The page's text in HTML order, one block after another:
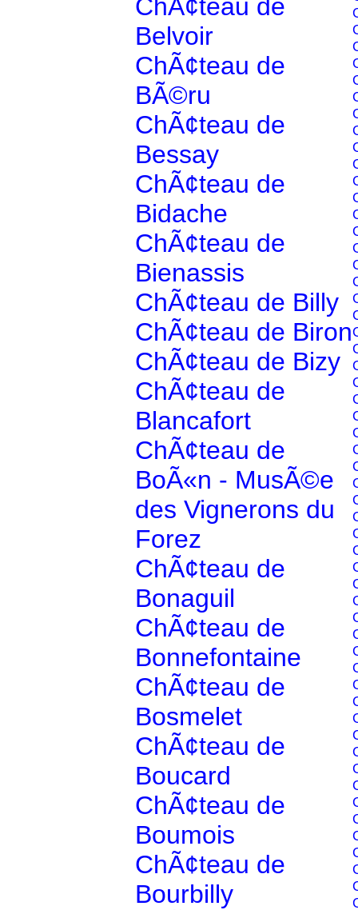
ChÃ¢teau de
Belvoir
ChÃ¢teau de
BÃ©ru
ChÃ¢teau de
Bessay
ChÃ¢teau de
Bidache
ChÃ¢teau de
Bienassis
ChÃ¢teau de Billy
ChÃ¢teau de Biron
ChÃ¢teau de Bizy
ChÃ¢teau de
Blancafort
ChÃ¢teau de
BoÃ«n - MusÃ©e
des Vignerons du
Forez
ChÃ¢teau de
Bonaguil
ChÃ¢teau de
Bonnefontaine
ChÃ¢teau de
Bosmelet
ChÃ¢teau de
Boucard
ChÃ¢teau de
Boumois
ChÃ¢teau de
Bourbilly